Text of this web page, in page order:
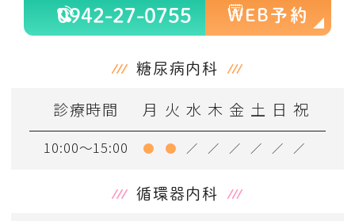
0942-27-0755 WEB予約
糖尿病内科
診療時間 月 火 水 木 金 土 日 祝
10:00～15:00 ● ● ／ ／ ／ ／ ／ ／
循環器内科